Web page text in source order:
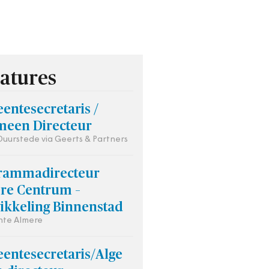
/
Directeur
via Geerts & Partners
Centrum –
Binnenstad
Almere
Alge